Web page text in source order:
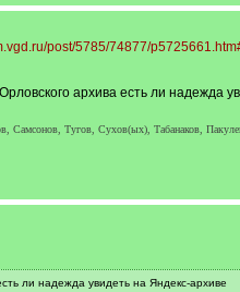
post/5785/74877/
архива есть ли надежда
Самсонов, Тугов, Сухов(ых), Табанаков,
ли надежда увидеть на Яндекс-архиве